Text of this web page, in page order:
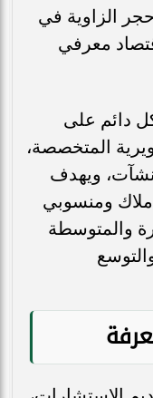
الزاوية في
معرفي
دائم على
المتخصصة،
ويهدف
ملاك ومنسوبي
والمتوسطة